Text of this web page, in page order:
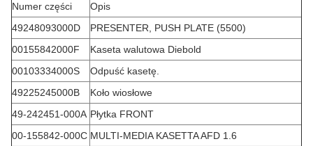
Numer części
Opis
49248093000D
PRESENTER, PUSH PLATE (5500)
00155842000F
Kaseta walutowa Diebold
00103334000S
Odpuść kasetę.
49225245000B
Koło wiosłowe
49-242451-000A Płytka FRONT
00-155842-000C MULTI-MEDIA KASETTA AFD 1.6